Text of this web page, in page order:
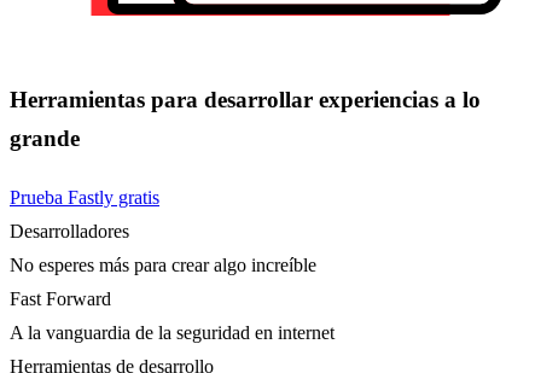
Herramientas para desarrollar experiencias a lo
grande
Prueba Fastly gratis
Desarrolladores
No esperes más para crear algo increíble
Fast Forward
A la vanguardia de la seguridad en internet
Herramientas de desarrollo